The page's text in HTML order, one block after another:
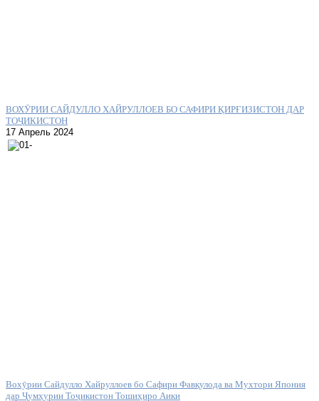
ВОХӮРИИ САЙДУЛЛО ХАЙРУЛЛОЕВ БО САФИРИ ҚИРҒИЗИСТОН ДАР
ТОҶИКИСТОН
17 Апрель 2024
Вохӯрии Сайдулло Хайруллоев бо Сафири Фавқулода ва Мухтори Япония
дар Ҷумҳурии Тоҷикистон Тошиҳиро Аики